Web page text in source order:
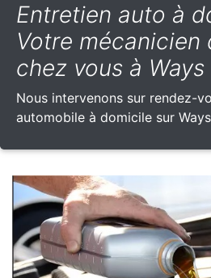
Entretien auto à
Votre
chez vous à Ways
Nous intervenons sur rendez-
automobile à domicile sur Ways